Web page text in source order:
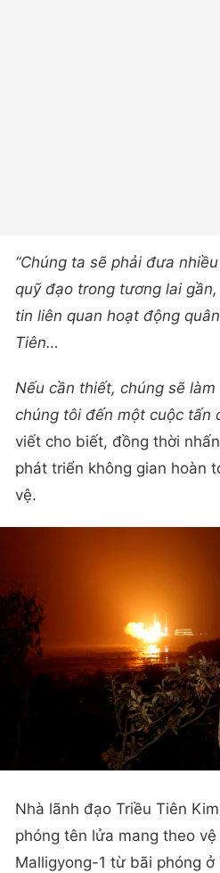
“Chúng ta sẽ phải đưa
quỹ đạo trong tương lai
tin liên quan hoạt động
Tiên…
Nếu cần thiết, chúng sẽ
chúng tôi đến một cuộc tấn
viết cho biết, đồng thời
phát triển không gian hoàn
vệ.
Nhà lãnh đạo Triều Tiên
phóng tên lửa mang theo
Malligyong-1 từ bãi phóng